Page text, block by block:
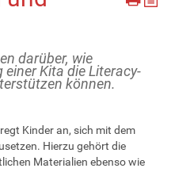
darüber, wie
Kita die Literacy-
können.
Kinder an, sich mit dem
Hierzu gehört die
Materialien ebenso wie